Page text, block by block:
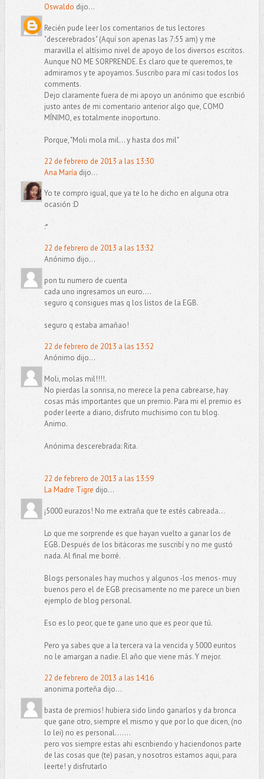
Oswaldo dijo...
Recién pude leer los comentarios de tus lectores
"descerebrados" (Aquí son apenas las 7:55 am) y me
maravilla el altísimo nivel de apoyo de los diversos escritos.
Aunque NO ME SORPRENDE. Es claro que te queremos, te
admiramos y te apoyamos. Suscribo para mí casi todos los
comments.
Dejo claramente fuera de mi apoyo un anónimo que escribió
justo antes de mi comentario anterior algo que, COMO
MÍNIMO, es totalmente inoportuno.
Porque, "Moli mola mil... y hasta dos mil"
22 de febrero de 2013 a las 13:30
Ana María dijo...
Yo te compro igual, que ya te lo he dicho en alguna otra
ocasión :D
:*
22 de febrero de 2013 a las 13:32
Anónimo dijo...
pon tu numero de cuenta
cada uno ingresamos un euro....
seguro q consigues mas q los listos de la EGB.
seguro q estaba amañao!
22 de febrero de 2013 a las 13:52
Anónimo dijo...
Moli, molas mil!!!!.
No pierdas la sonrisa, no merece la pena cabrearse, hay
cosas más importantes que un premio. Para mi el premio es
poder leerte a diario, disfruto muchisimo con tu blog.
Animo.
Anónima descerebrada: Rita.
22 de febrero de 2013 a las 13:59
La Madre Tigre dijo...
¡5000 eurazos! No me extraña que te estés cabreada...
Lo que me sorprende es que hayan vuelto a ganar los de
EGB. Después de los bitácoras me suscribí y no me gustó
nada. Al final me borré.
Blogs personales hay muchos y algunos -los menos- muy
buenos pero el de EGB precisamente no me parece un bien
ejemplo de blog personal.
Eso es lo peor, que te gane uno que es peor que tú.
Pero ya sabes que a la tercera va la vencida y 5000 euritos
no le amargan a nadie. El año que viene más. Y mejor.
22 de febrero de 2013 a las 14:16
anonima porteña dijo...
basta de premios! hubiera sido lindo ganarlos y da bronca
que gane otro, siempre el mismo y que por lo que dicen, (no
lo lei) no es personal.......
pero vos siempre estas ahi escribiendo y haciendonos parte
de las cosas que (te) pasan, y nosotros estamos aqui, para
leerte! y disfrutarlo